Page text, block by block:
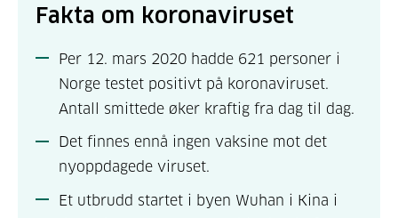
Fakta om koronaviruset
Per 12. mars 2020 hadde 621 personer i
Norge testet positivt på koronaviruset.
Antall smittede øker kraftig fra dag til dag.
Det finnes ennå ingen vaksine mot det
nyoppdagede viruset.
Et utbrudd startet i byen Wuhan i Kina i